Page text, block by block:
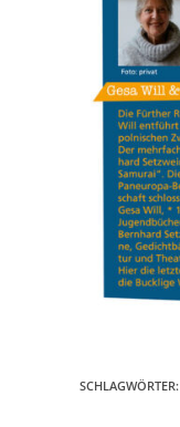
SCHLAGWÖRTER: